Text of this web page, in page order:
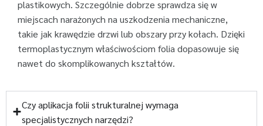
plastikowych. Szczególnie dobrze sprawdza się w
miejscach narażonych na uszkodzenia mechaniczne,
takie jak krawędzie drzwi lub obszary przy kołach. Dzięki
termoplastycznym właściwościom folia dopasowuje się
nawet do skomplikowanych kształtów.
Czy aplikacja folii strukturalnej wymaga
specjalistycznych narzędzi?